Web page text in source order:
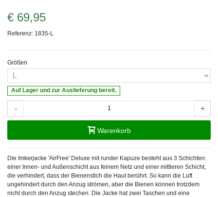
€ 69,95
Referenz: 1835-L
Größen
Auf Lager und zur Auslieferung bereit.
- +
Warenkorb
Die Imkerjacke 'AirFree' Deluxe mit runder Kapuze besteht aus 3 Schichten:
einer Innen- und Außenschicht aus feinem Netz und einer mittleren Schicht,
die verhindert, dass der Bienenstich die Haut berührt. So kann die Luft
ungehindert durch den Anzug strömen, aber die Bienen können trotzdem
nicht durch den Anzug stechen. Die Jacke hat zwei Taschen und eine